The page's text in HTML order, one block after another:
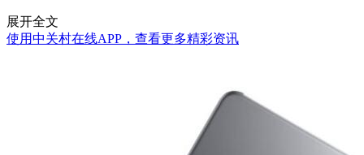
展开全文
使用中关村在线APP，查看更多精彩资讯